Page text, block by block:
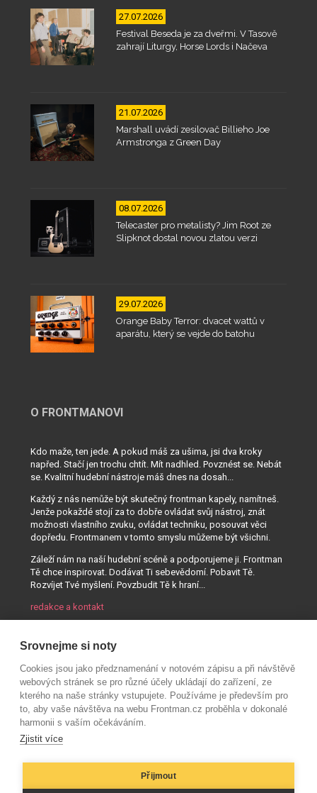
27.07.2026
Festival Beseda je za dveřmi. V Tasově
zahrají Liturgy, Horse Lords i Načeva
21.07.2026
Marshall uvádí zesilovač Billieho Joe
Armstronga z Green Day
08.07.2026
Telecaster pro metalisty? Jim Root ze
Slipknot dostal novou zlatou verzi
29.07.2026
Orange Baby Terror: dvacet wattů v
aparátu, který se vejde do batohu
O FRONTMANOVI
Kdo maže, ten jede. A pokud máš za ušima, jsi dva kroky
napřed. Stačí jen trochu chtít. Mít nadhled. Povznést se. Nebát
se. Kvalitní hudební nástroje máš dnes na dosah...
Každý z nás nemůže být skutečný frontman kapely, namítneš.
Jenže pokaždé stojí za to dobře ovládat svůj nástroj, znát
možnosti vlastního zvuku, ovládat techniku, posouvat věci
dopředu. Frontmanem v tomto smyslu můžeme být všichni.
Záleží nám na naší hudební scéně a podporujeme ji. Frontman
Tě chce inspirovat. Dodávat Ti sebevědomí. Pobavit Tě.
Rozvíjet Tvé myšlení. Povzbudit Tě k hraní...
redakce a kontakt
Srovnejme si noty
Cookies jsou jako předznamenání v notovém zápisu a při návštěvě
webových stránek se pro různé účely ukládají do zařízení, ze
kterého na naše stránky vstupujete. Používáme je především pro
to, aby vaše návštěva na webu Frontman.cz proběhla v dokonalé
harmonii s vaším očekáváním.
Zjistit více
Přijmout